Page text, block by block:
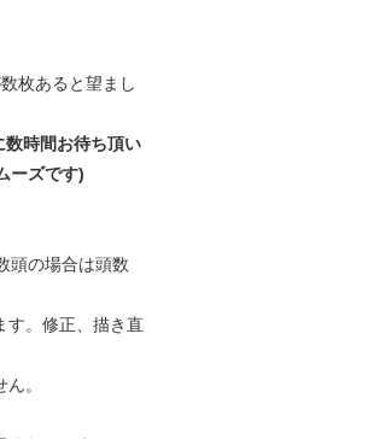
枚あると望まし
時間お待ち頂い
ーズです)
頭の場合は頭数
す。修正、描き直
。